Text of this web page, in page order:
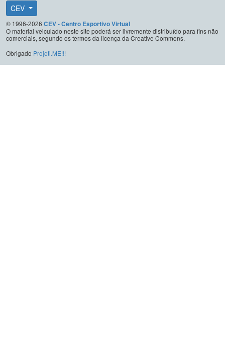
CEV
© 1996-2026 CEV - Centro Esportivo Virtual
O material veiculado neste site poderá ser livremente distribuído para fins não
comerciais, segundo os termos da licença da Creative Commons.
Obrigado Projeti.ME!!!